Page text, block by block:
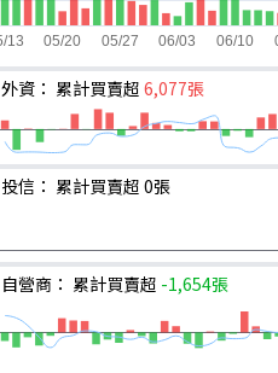
外資： 累計買賣超 6,077張
投信： 累計買賣超 0張
自營商： 累計買賣超 -1,654張